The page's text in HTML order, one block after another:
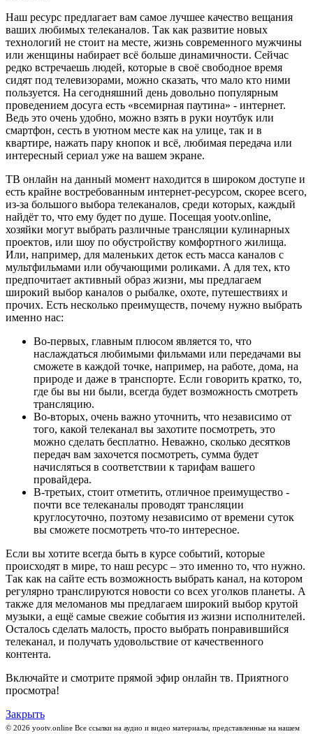
Наш ресурс предлагает вам самое лучшее качество вещания
ваших любимых телеканалов. Так как развитие новых
технологий не стоит на месте, жизнь современного мужчины
или женщины набирает всё больше динамичности. Сейчас
редко встречаешь людей, которые в своё свободное время
сидят под телевизорами, можно сказать, что мало кто ними
пользуется. На сегодняшний день довольно популярным
проведением досуга есть «всемирная паутина» - интернет.
Ведь это очень удобно, можно взять в руки ноутбук или
смартфон, сесть в уютном месте как на улице, так и в
квартире, нажать пару кнопок и всё, любимая передача или
интересный сериал уже на вашем экране.
ТВ онлайн на данный момент находится в широком доступе и
есть крайне востребованным интернет-ресурсом, скорее всего,
из-за большого выбора телеканалов, среди которых, каждый
найдёт то, что ему будет по душе. Посещая yootv.online,
хозяйки могут выбрать различные трансляции кулинарных
проектов, или шоу по обустройству комфортного жилища.
Или, например, для маленьких деток есть масса каналов с
мультфильмами или обучающими роликами. А для тех, кто
предпочитает активный образ жизни, мы предлагаем
широкий выбор каналов о рыбалке, охоте, путешествиях и
прочих. Есть несколько преимуществ, почему нужно выбрать
именно нас:
Во-первых, главным плюсом является то, что
наслаждаться любимыми фильмами или передачами вы
сможете в каждой точке, например, на работе, дома, на
природе и даже в транспорте. Если говорить кратко, то,
где бы вы ни были, всегда будет возможность смотреть
трансляцию.
Во-вторых, очень важно уточнить, что независимо от
того, какой телеканал вы захотите посмотреть, это
можно сделать бесплатно. Неважно, сколько десятков
передач вам захочется посмотреть, сумма будет
начисляться в соответствии к тарифам вашего
провайдера.
В-третьих, стоит отметить, отличное преимущество -
почти все телеканалы проводят трансляции
круглосуточно, поэтому независимо от времени суток
вы сможете посмотреть что-то интересное.
Если вы хотите всегда быть в курсе событий, которые
происходят в мире, то наш ресурс – это именно то, что нужно.
Так как на сайте есть возможность выбрать канал, на котором
регулярно транслируются новости со всех уголков планеты. А
также для меломанов мы предлагаем широкий выбор крутой
музыки, а ещё самые свежие события из жизни исполнителей.
Осталось сделать малость, просто выбрать понравившийся
телеканал, и получать удовольствие от качественного
контента.
Включайте и смотрите прямой эфир онлайн тв. Приятного
просмотра!
Закрыть
© 2026 yootv.online Все ссылки на аудио и видео материалы, представленные на нашем